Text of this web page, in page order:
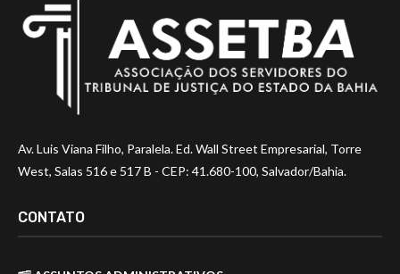
Av. Luis Viana Filho, Paralela. Ed. Wall Street Empresarial, Torre
West, Salas 516 e 517 B - CEP: 41.680-100, Salvador/Bahia.
CONTATO